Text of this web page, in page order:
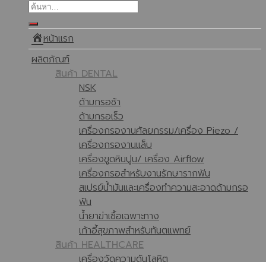
หน้าแรก
ผลิตภัณฑ์
สินค้า DENTAL
NSK
ด้ามกรอช้า
ด้ามกรอเร็ว
เครื่องกรองานศัลยกรรม/เครื่อง Piezo /
เครื่องกรองานแล็บ
เครื่องขูดหินปูน/ เครื่อง Airflow
เครื่องกรอสำหรับงานรักษารากฟัน
สเปรย์น้ำมันและเครื่องทำความสะอาดด้ามกรอ
ฟัน
น้ำยาฆ่าเชื้อเฉพาะทาง
เก้าอี้สุขภาพสำหรับทันตแพทย์
สินค้า HEALTHCARE
เครื่องวัดความดันโลหิต